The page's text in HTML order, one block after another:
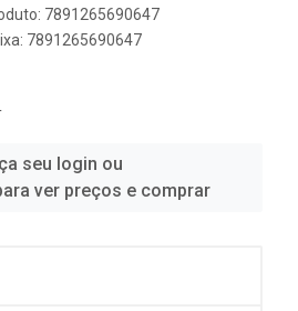
7891265690647
7891265690647
seu login ou
ver preços e comprar